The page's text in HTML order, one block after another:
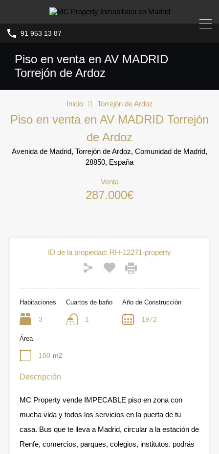
91 953 13 87
Piso en venta en AV MADRID
Torrejón de Ardoz
Inicio Torrejón de Ardoz
Piso en venta en AV MADRID Torrejón
de Ardoz
Avenida de Madrid, Torrejón de Ardoz, Comunidad de Madrid,
28850, España
Venta
287.000€
ID de la propiedad: RH-12271-property
Habitaciones
3
Cuartos de baño
1
Año de Construcción
1972
Área
100 m2
Descripción
MC Property vende IMPECABLE piso en zona con
mucha vida y todos los servicios en la puerta de tu
casa. Bus que te lleva a Madrid, circular a la estación de
Renfe, comercios, parques, colegios, institutos. podrás